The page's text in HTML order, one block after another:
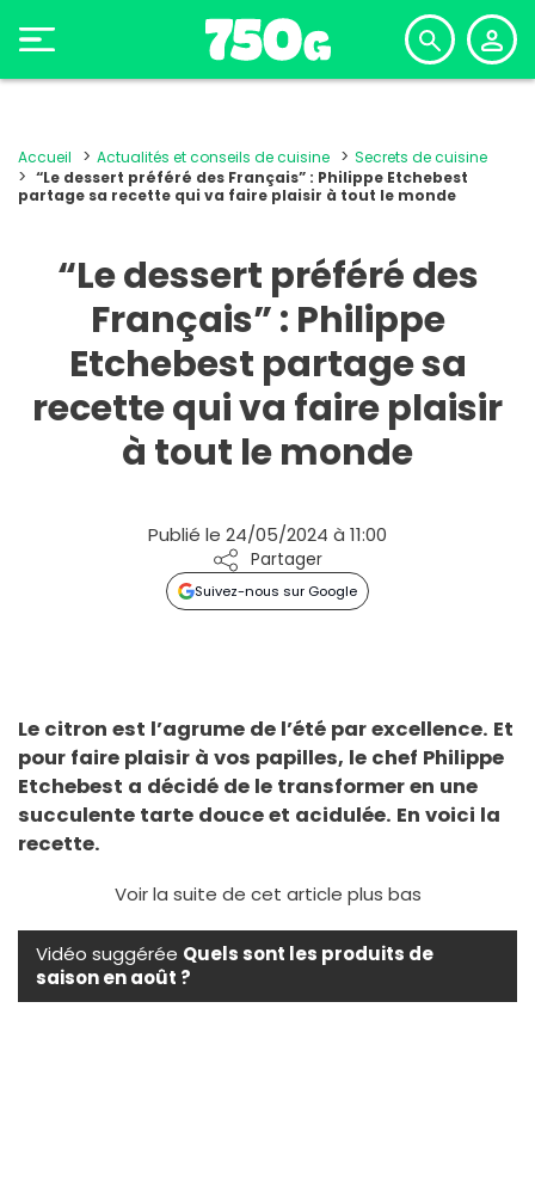
Accueil Actualités et conseils de cuisine
Secrets de cuisine
“Le dessert préféré des Français” : Philippe Etchebest
partage sa recette qui va faire plaisir à tout le monde
“Le dessert préféré des
Français” : Philippe
Etchebest partage sa
recette qui va faire plaisir
à tout le monde
Publié le 24/05/2024 à 11:00
Partager
Suivez-nous sur Google
Le citron est l’agrume de l’été par excellence. Et
pour faire plaisir à vos papilles, le chef Philippe
Etchebest a décidé de le transformer en une
succulente tarte douce et acidulée. En voici la
recette.
Voir la suite de cet article plus bas
Vidéo suggérée Quels sont les produits de
saison en août ?